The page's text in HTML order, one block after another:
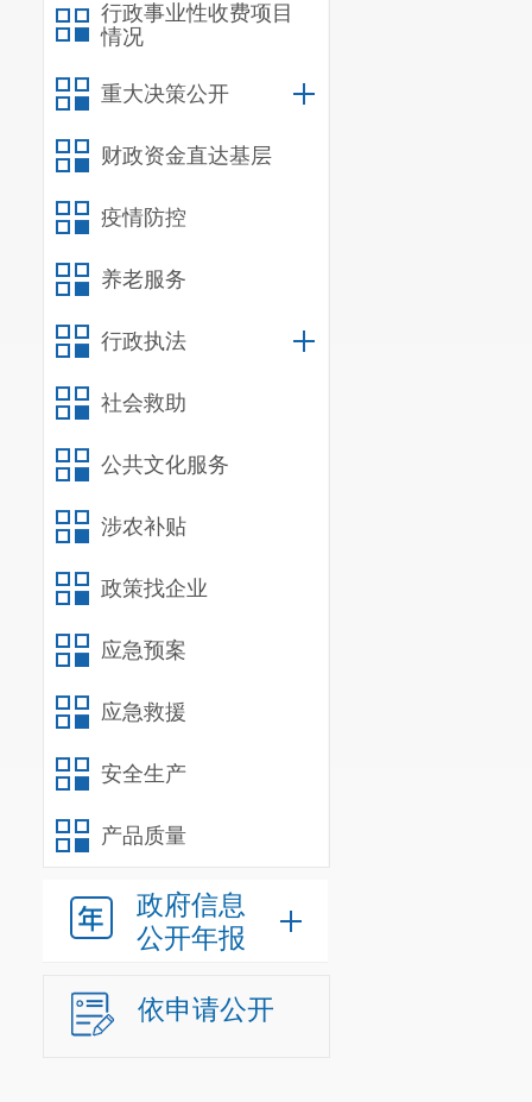
行政事业性收费项目
情况
重大决策公开
财政资金直达基层
疫情防控
养老服务
行政执法
社会救助
公共文化服务
涉农补贴
政策找企业
应急预案
应急救援
安全生产
产品质量
政府信息
公开年报
依申请公开